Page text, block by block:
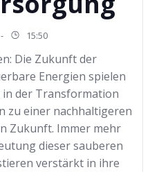
- 15:50
Die Zukunft der
Energien spielen
in der Transformation
zu einer nachhaltigeren
Zukunft. Immer mehr
dieser sauberen
verstärkt in ihre